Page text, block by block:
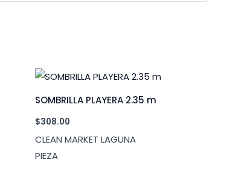
SOMBRILLA PLAYERA 2.35 m
$308.00
CLEAN MARKET LAGUNA
PIEZA